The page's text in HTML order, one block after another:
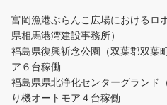
富岡漁港ぶらんこ広場におけるロ
県相馬港湾建設事務所）
福島県復興祈念公園（双葉郡双葉
ア６台稼働
福島県県北浄化センターグランド
り機オートモア４台稼働